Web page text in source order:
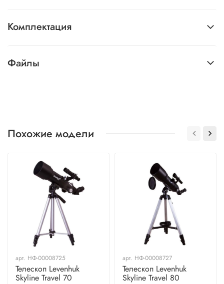
Комплектация
Файлы
Похожие модели
арт. НФ-00008725
Телескоп Levenhuk
Skyline Travel 70
арт. НФ-00008727
Телескоп Levenhuk
Skyline Travel 80